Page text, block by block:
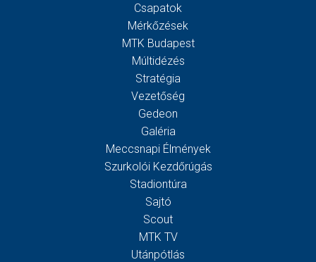
Csapatok
Mérkőzések
MTK Budapest
Múltidézés
Stratégia
Vezetőség
Gedeon
Galéria
Meccsnapi Élmények
Szurkolói Kezdőrúgás
Stadiontúra
Sajtó
Scout
MTK TV
Utánpótlás